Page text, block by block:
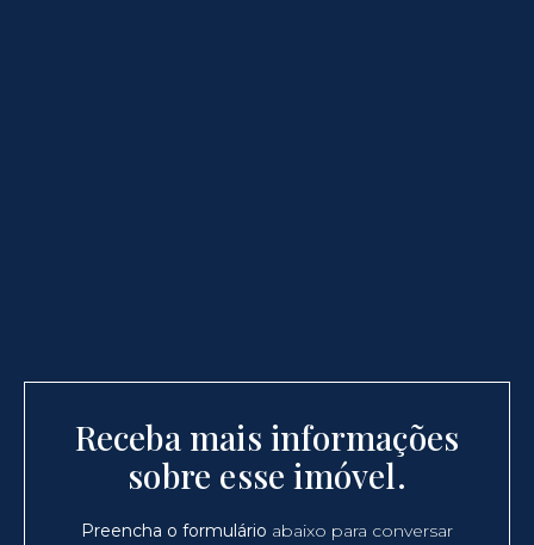
Receba mais informações
sobre esse imóvel.
Preencha o formulário abaixo para conversar